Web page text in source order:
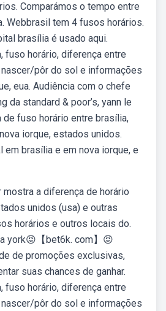
Comparámos o tempo entre
Webbrasil tem 4 fusos horários.
brasília é usado aqui.
fuso horário, diferença entre
pôr do sol e informações
eua. Audiência com o chefe
da standard & poor’s, yann le
fuso horário entre brasília,
iorque, estados unidos.
em brasília e em nova iorque, e
a diferença de horário
unidos (usa) e outras
horários e outros locais do.
york😡【bet6k. com】😡
de promoções exclusivas,
suas chances de ganhar.
fuso horário, diferença entre
pôr do sol e informações